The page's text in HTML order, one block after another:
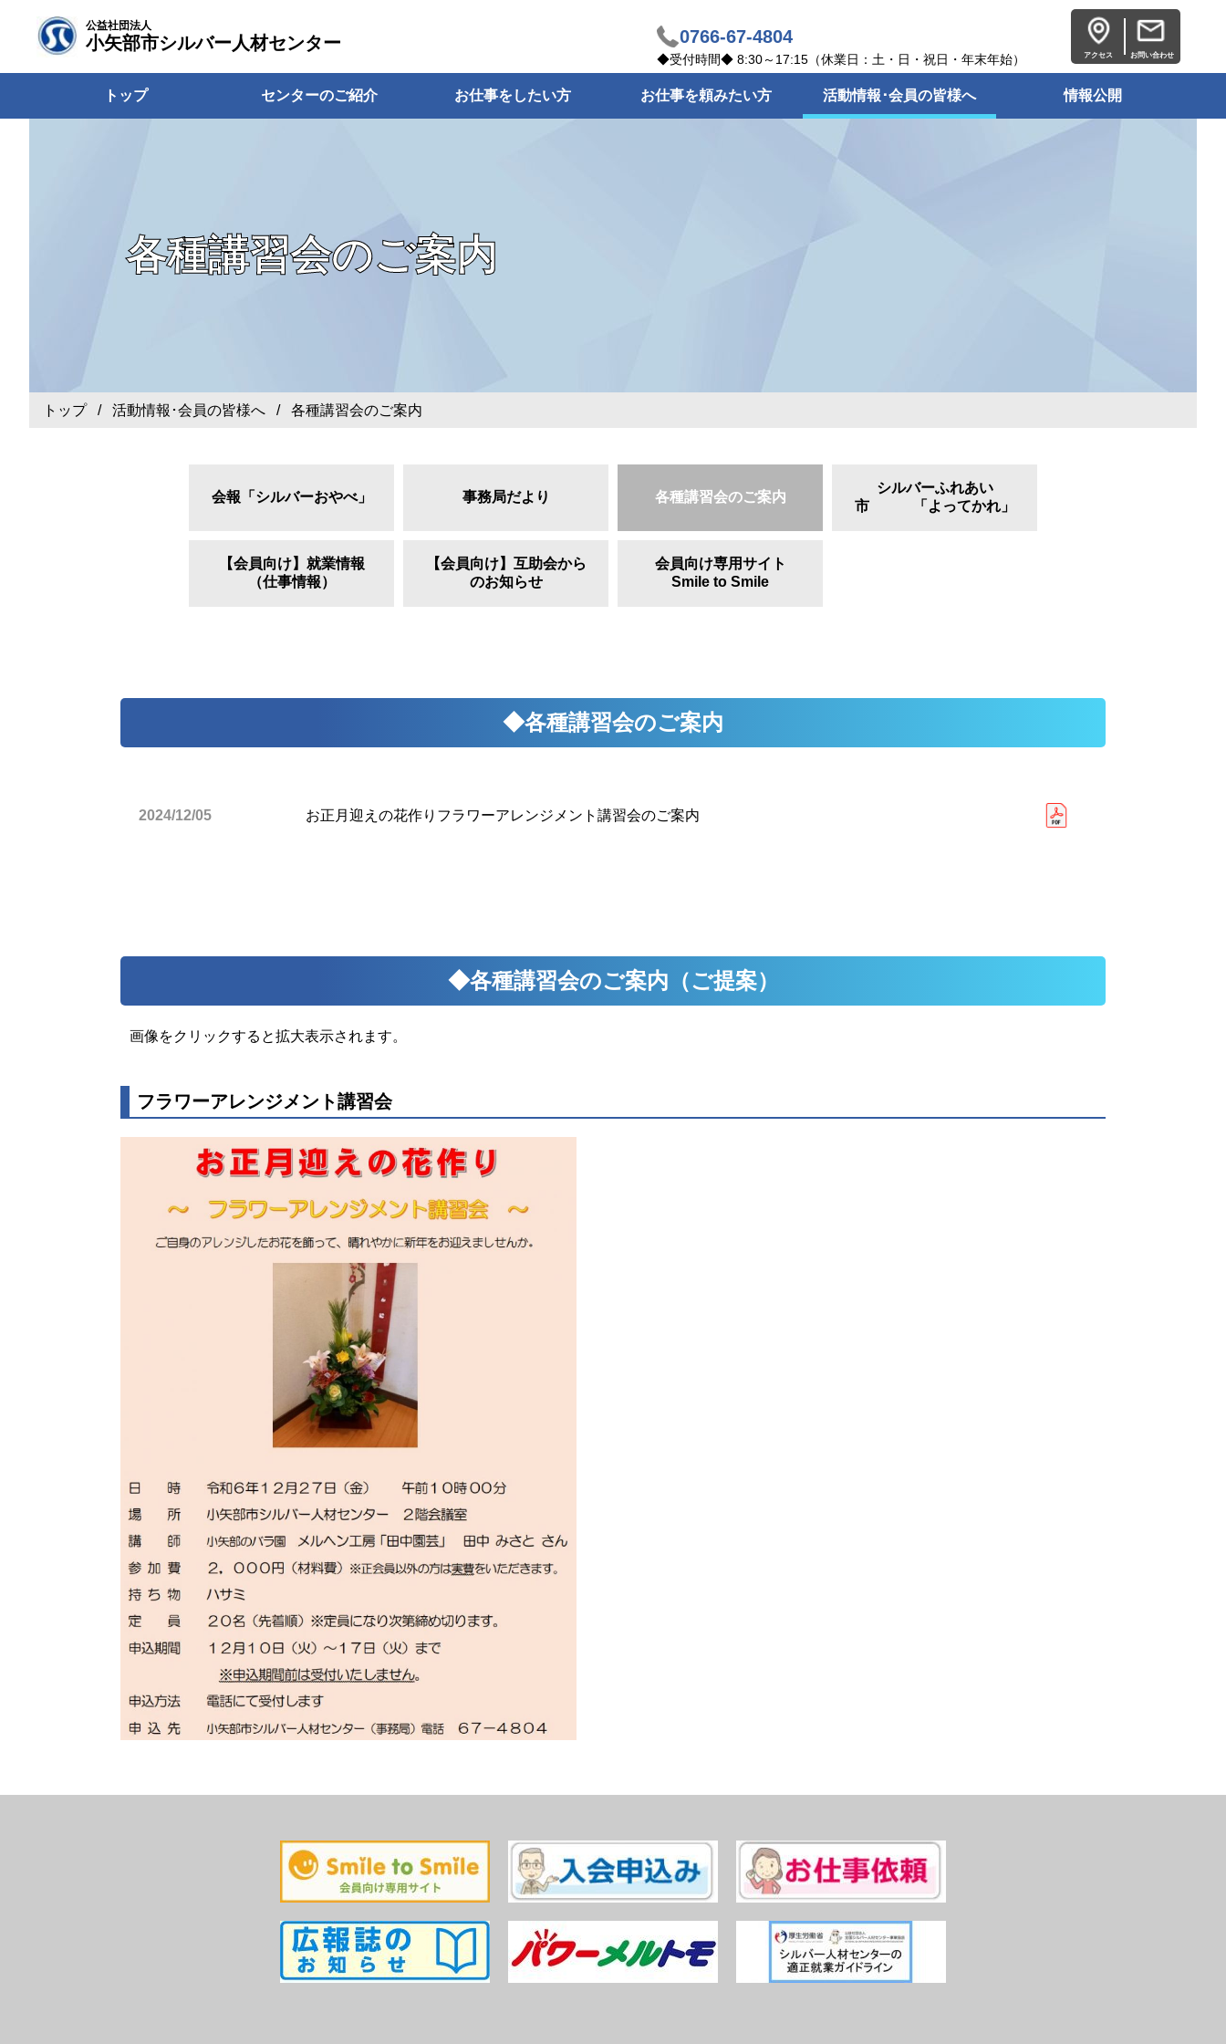
公益社団法人
小矢部市シルバー人材センター 0766-67-4804
◆受付時間◆ 8:30～17:15（休業日：土・日・祝日・年末年始） アクセス お問い合わせ
トップ センターのご紹介 お仕事をしたい方 お仕事を頼みたい方 活動情報･会員の皆様へ 情報公開
各種講習会のご案内
トップ/ 活動情報･会員の皆様へ / 各種講習会のご案内
会報「シルバーおやべ」 事務局だより 各種講習会のご案内
シルバーふれあい
市 「よってかれ」
【会員向け】就業情報
（仕事情報）
【会員向け】互助会から
のお知らせ
会員向け専用サイト
Smile to Smile
◆各種講習会のご案内
2024/12/05 お正月迎えの花作りフラワーアレンジメント講習会のご案内
◆各種講習会のご案内（ご提案）
画像をクリックすると拡大表示されます。
フラワーアレンジメント講習会